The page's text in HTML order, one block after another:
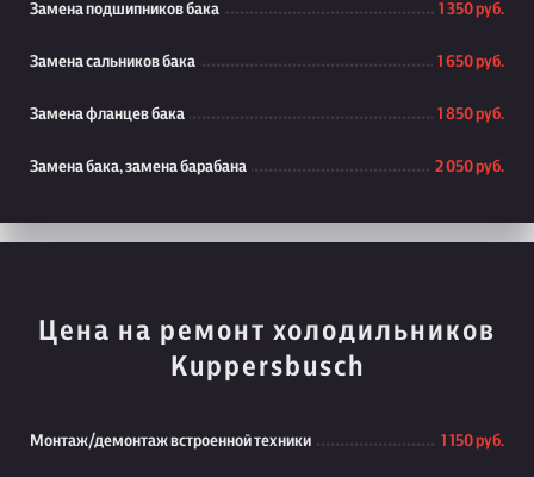
Замена подшипников бака 1 350 руб.
Замена сальников бака 1 650 руб.
Замена фланцев бака 1 850 руб.
Замена бака, замена барабана 2 050 руб.
Цена на ремонт холодильников
Kuppersbusch
Монтаж/демонтаж встроенной техники 1 150 руб.